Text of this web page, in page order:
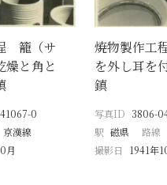
籠（サ
燥と角と
0
京漢線
月
焼物製作工
を外し耳
鎮
写真ID 3806-
駅 磁県 路線
撮影日
1941年